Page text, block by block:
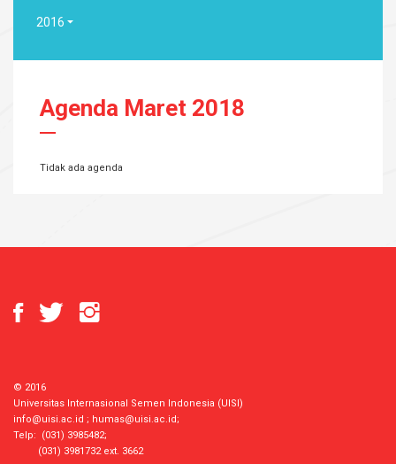
2016
Agenda Maret 2018
Tidak ada agenda
© 2016
Universitas Internasional Semen Indonesia (UISI)
info@uisi.ac.id ; humas@uisi.ac.id;
Telp: (031) 3985482;
(031) 3981732 ext. 3662